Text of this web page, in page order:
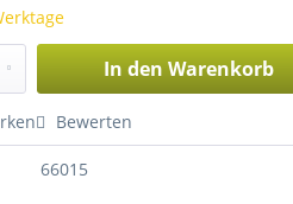
In den Warenkorb
Bewerten
66015